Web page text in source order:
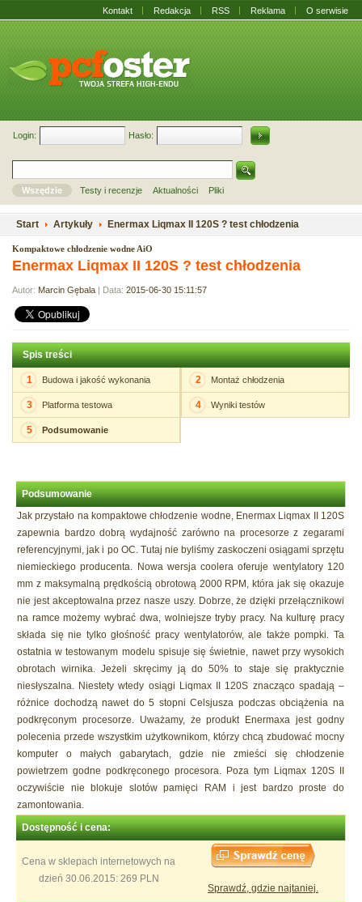
Kontakt Redakcja RSS Reklama O serwisie
Login: Hasło:
Wszędzie Testy i recenzje Aktualności Pliki
Start Artykuły Enermax Liqmax II 120S ? test chłodzenia
Kompaktowe chłodzenie wodne AiO
Enermax Liqmax II 120S ? test chłodzenia
Autor: Marcin Gębala | Data: 2015-06-30 15:11:57
Spis treści
1 Budowa i jakość wykonania
3 Platforma testowa
5 Podsumowanie
2 Montaż chłodzenia
4 Wyniki testów
Podsumowanie
Jak przystało na kompaktowe chłodzenie wodne, Enermax Liqmax II 120S
zapewnia bardzo dobrą wydajność zarówno na procesorze z zegarami
referencyjnymi, jak i po OC. Tutaj nie byliśmy zaskoczeni osiągami sprzętu
niemieckiego producenta. Nowa wersja coolera oferuje wentylatory 120
mm z maksymalną prędkością obrotową 2000 RPM, która jak się okazuje
nie jest akceptowalna przez nasze uszy. Dobrze, że dzięki przełącznikowi
na ramce możemy wybrać dwa, wolniejsze tryby pracy. Na kulturę pracy
składa się nie tylko głośność pracy wentylatorów, ale także pompki. Ta
ostatnia w testowanym modelu spisuje się świetnie, nawet przy wysokich
obrotach wirnika. Jeżeli skręcimy ją do 50% to staje się praktycznie
niesłyszalna. Niestety wtedy osiągi Liqmax II 120S znacząco spadają –
różnice dochodzą nawet do 5 stopni Celsjusza podczas obciążenia na
podkręconym procesorze. Uważamy, że produkt Enermaxa jest godny
polecenia przede wszystkim użytkownikom, którzy chcą zbudować mocny
komputer o małych gabarytach, gdzie nie zmieści się chłodzenie
powietrzem godne podkręconego procesora. Poza tym Liqmax 120S II
oczywiście nie blokuje slotów pamięci RAM i jest bardzo proste do
zamontowania.
Dostępność i cena:
Cena w sklepach internetowych na
dzień 30.06.2015: 269 PLN
Sprawdź, gdzie najtaniej.